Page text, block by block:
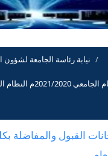
نيابة رئاسة الجامعة لشؤون
النظام العام
القبول والمفاضلة